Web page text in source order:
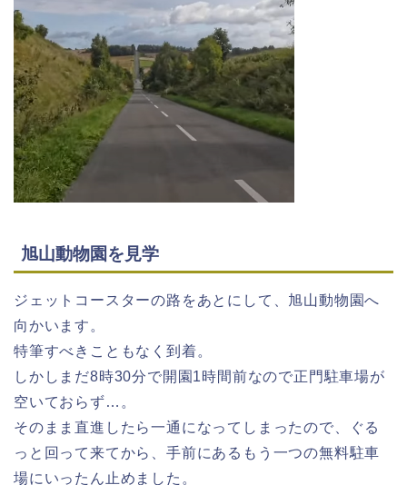
旭山動物園を見学
ジェットコースターの路をあとにして、旭山動物園へ
向かいます。
特筆すべきこともなく到着。
しかしまだ8時30分で開園1時間前なので正門駐車場が
空いておらず…。
そのまま直進したら一通になってしまったので、ぐる
っと回って来てから、手前にあるもう一つの無料駐車
場にいったん止めました。